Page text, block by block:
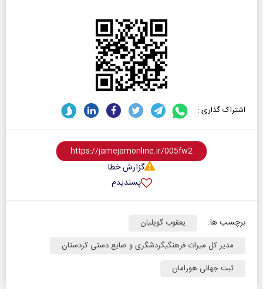
اشتراک گذاری :
گزارش خطا
پسندیدم
برچسب ها:
یعقوب گویلیان
مدیر کل میراث فرهنگیگردشگری و صایع دستی کردستان
ثبت جهانی هورامان